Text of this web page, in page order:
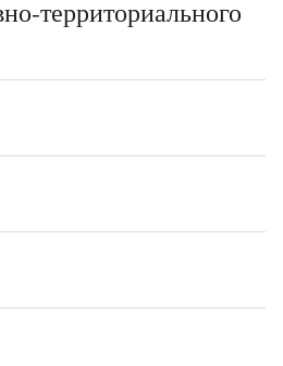
территориального